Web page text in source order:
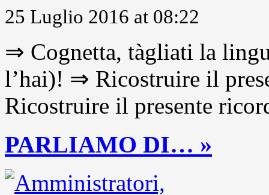
25 Luglio 2016 at 08:22
⇒ Cognetta, tàgliati la
l’hai)! ⇒ Ricostruire il
Ricostruire il presente
PARLIAMO DI… »